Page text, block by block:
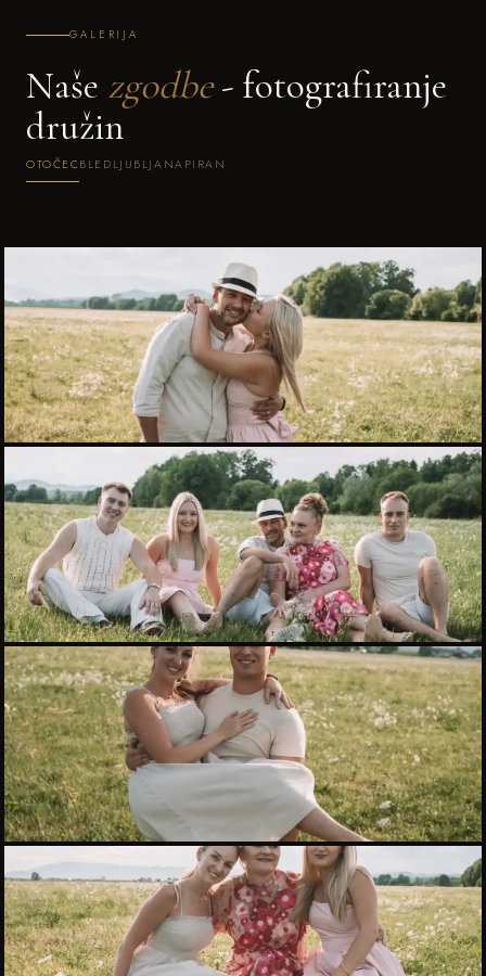
GALERIJA
Naše zgodbe- fotografiranje
družin
OTOČEC BLED LJUBLJANA PIRAN